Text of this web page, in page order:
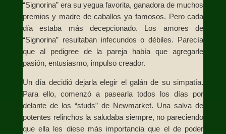
“Signorina” era su yegua favorita, ganadora de muchos
premios y madre de caballos ya famosos. Pero cada
día estaba más decepcionado. Los amores de
“Signorina” resultaban infecundos o débiles. Parecía
que al pedigree de la pareja había que agregarle
pasión, entusiasmo, impulso creador.
Un día decidió dejarla elegir el galán de su simpatía.
Para ello, comenzó a pasearla todos los días por
delante de los “studs” de Newmarket. Una salva de
potentes relinchos la saludaba siempre, no pareciendo
que ella les diese más importancia que el de poder